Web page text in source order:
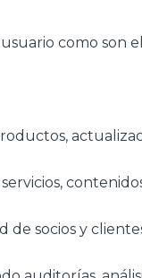
como son
socios y